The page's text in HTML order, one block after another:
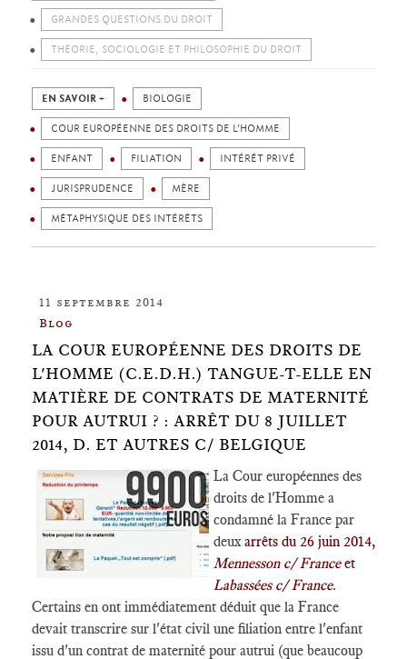
GRANDES QUESTIONS DU DROIT
THÉORIE, SOCIOLOGIE ET PHILOSOPHIE DU DROIT
EN SAVOIR + BIOLOGIE
COUR EUROPÉENNE DES DROITS DE L’HOMME
ENFANT FILIATION INTÉRÊT PRIVÉ
JURISPRUDENCE MÈRE
MÉTAPHYSIQUE DES INTÉRÊTS
11 septembre 2014
Blog
LA COUR EUROPÉENNE DES DROITS DE
L'HOMME (C.E.D.H.) TANGUE-T-ELLE EN
MATIÈRE DE CONTRATS DE MATERNITÉ
POUR AUTRUI ? : ARRÊT DU 8 JUILLET
2014, D. ET AUTRES C/ BELGIQUE
La Cour européennes des
droits de l'Homme a
condamné la France par
deuxarrêts du 26 juin 2014,
Mennesson c/ Franceet
Labassées c/ France.
Certains en ont immédiatement déduit que la France
devait transcrire sur l'état civil une filiation entre l'enfant
issu d'un contrat de maternité pour autrui (que beaucoup